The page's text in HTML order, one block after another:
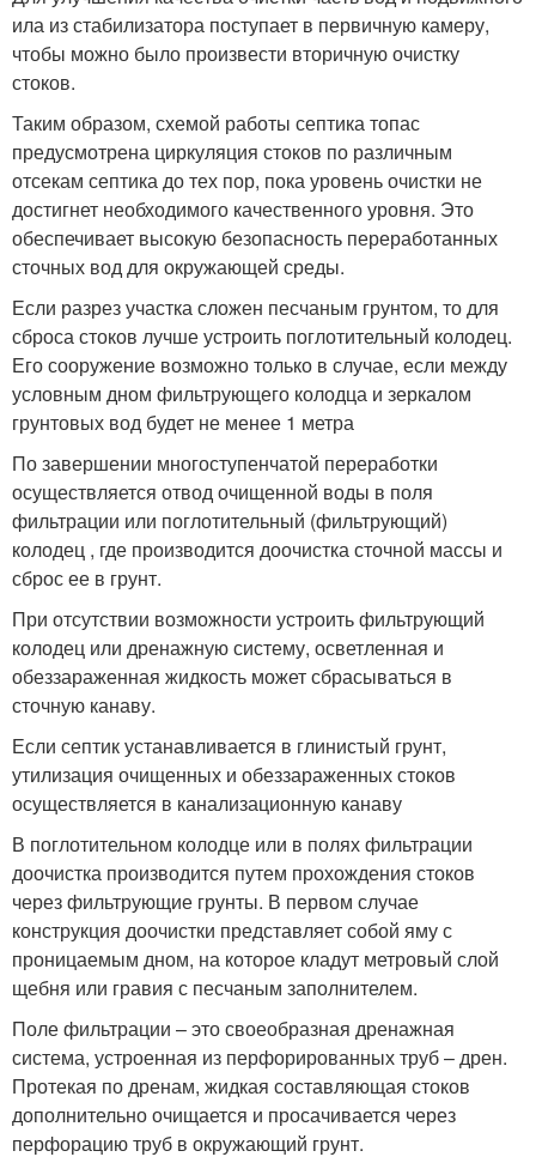
ила из стабилизатора поступает в первичную камеру,
чтобы можно было произвести вторичную очистку
стоков.
Таким образом, схемой работы септика топас
предусмотрена циркуляция стоков по различным
отсекам септика до тех пор, пока уровень очистки не
достигнет необходимого качественного уровня. Это
обеспечивает высокую безопасность переработанных
сточных вод для окружающей среды.
Если разрез участка сложен песчаным грунтом, то для
сброса стоков лучше устроить поглотительный колодец.
Его сооружение возможно только в случае, если между
условным дном фильтрующего колодца и зеркалом
грунтовых вод будет не менее 1 метра
По завершении многоступенчатой переработки
осуществляется отвод очищенной воды в поля
фильтрации или поглотительный (фильтрующий)
колодец , где производится доочистка сточной массы и
сброс ее в грунт.
При отсутствии возможности устроить фильтрующий
колодец или дренажную систему, осветленная и
обеззараженная жидкость может сбрасываться в
сточную канаву.
Если септик устанавливается в глинистый грунт,
утилизация очищенных и обеззараженных стоков
осуществляется в канализационную канаву
В поглотительном колодце или в полях фильтрации
доочистка производится путем прохождения стоков
через фильтрующие грунты. В первом случае
конструкция доочистки представляет собой яму с
проницаемым дном, на которое кладут метровый слой
щебня или гравия с песчаным заполнителем.
Поле фильтрации – это своеобразная дренажная
система, устроенная из перфорированных труб – дрен.
Протекая по дренам, жидкая составляющая стоков
дополнительно очищается и просачивается через
перфорацию труб в окружающий грунт.